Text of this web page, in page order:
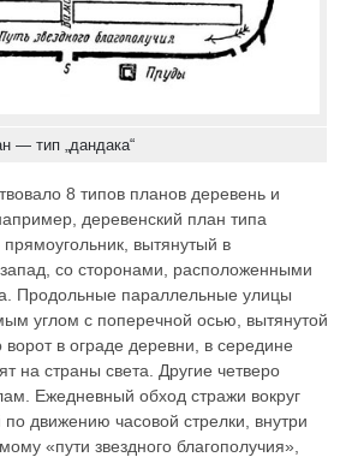
— тип „дандака“
8 типов планов деревень и
деревенский план типа
вытянутый в
со сторонами, расположенными
Продольные параллельные улицы
углом с поперечной осью, вытянутой
в ограде деревни, в середине
на страны света. Другие четверо
Ежедневный обход стражи вокруг
движению часовой стрелки, внутри
«пути звездного благополучия»,